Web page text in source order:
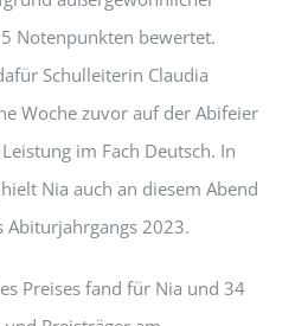
Notenpunkten bewertet.
Schulleiterin Claudia
Woche zuvor auf der Abifeier
im Fach Deutsch. In
Nia auch an diesem Abend
Abiturjahrgangs 2023.
Preises fand für Nia und 34